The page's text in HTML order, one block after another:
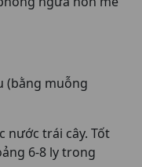
(bằng muỗng
nước trái cây. Tốt
6-8 ly trong